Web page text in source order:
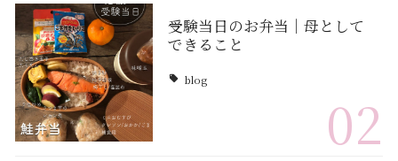
受験当日のお弁当｜母として
できること
blog
02